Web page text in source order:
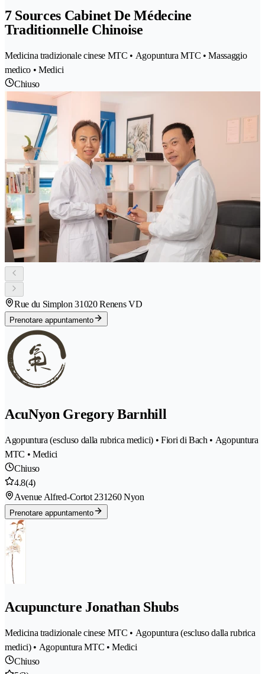
7 Sources Cabinet De Médecine
Traditionnelle Chinoise
Medicina tradizionale cinese MTC • Agopuntura MTC • Massaggio
medico • Medici
Chiuso
Rue du Simplon 31020 Renens VD
Prenotare appuntamento
AcuNyon Gregory Barnhill
Agopuntura (escluso dalla rubrica medici) • Fiori di Bach • Agopuntura
MTC • Medici
Chiuso
4.8(4)
Avenue Alfred-Cortot 231260 Nyon
Prenotare appuntamento
Acupuncture Jonathan Shubs
Medicina tradizionale cinese MTC • Agopuntura (escluso dalla rubrica
medici) • Agopuntura MTC • Medici
Chiuso